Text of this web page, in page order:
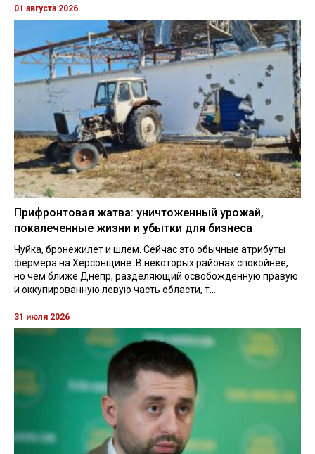
01 августа 2026
Прифронтовая жатва: уничтоженный урожай,
покалеченные жизни и убытки для бизнеса
Чуйка, бронежилет и шлем. Сейчас это обычные атрибуты
фермера на Херсонщине. В некоторых районах спокойнее,
но чем ближе Днепр, разделяющий освобожденную правую
и оккупированную левую часть области, т...
31 июля 2026